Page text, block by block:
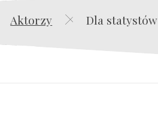
Aktorzy Dla statystów